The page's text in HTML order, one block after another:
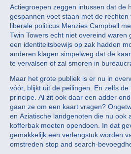
Actiegroepen zeggen intussen dat de
gespannen voet staan met de rechten
liberale politicus Menzies Campbell
Twin Towers echt niet overeind waren
een identiteitsbewijs op zak hadden
anderen klagen simpelweg dat de
te vervalsen of zal smoren in
Maar het grote publiek is er nu in
vóór, blijkt uit de peilingen. En zelfs
principe. Al zit ook daar een adder
gaan ze om een kaart vragen?
en Aziatische landgenoten die nu ook
kofferbak moeten opendoen. In dat
gemakkelijk een verlengstuk worden
omstreden stop and search-